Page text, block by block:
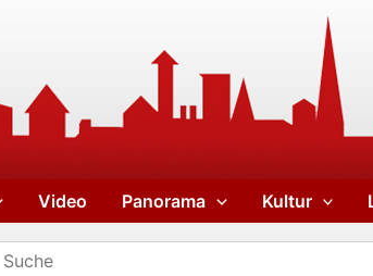
Video Panorama Kultur